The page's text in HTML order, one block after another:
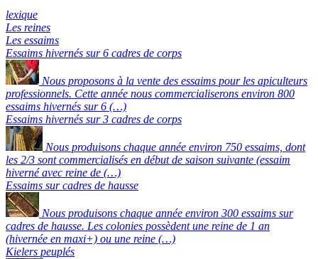
lexique
Les reines
Les essaims
Essaims hivernés sur 6 cadres de corps
Nous proposons à la vente des essaims pour les apiculteurs
professionnels. Cette année nous commercialiserons environ 800
essaims hivernés sur 6 (…)
Essaims hivernés sur 3 cadres de corps
Nous produisons chaque année environ 750 essaims, dont
les 2/3 sont commercialisés en début de saison suivante (essaim
hiverné avec reine de (…)
Essaims sur cadres de hausse
Nous produisons chaque année environ 300 essaims sur
cadres de hausse. Les colonies possèdent une reine de 1 an
(hivernée en maxi+) ou une reine (…)
Kielers peuplés